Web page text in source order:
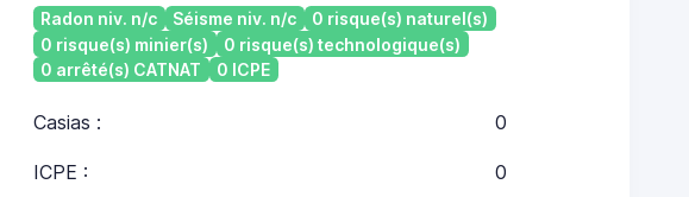
Radon niv. n/c Séisme niv. n/c
0 risque(s) naturel(s)
0 risque(s) minier(s)
0 risque(s) technologique(s)
0 arrêté(s) CATNAT
0 ICPE
Casias : 0
ICPE : 0